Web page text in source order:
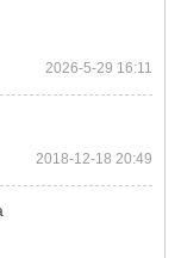
2026-5-29 16:11
2018-12-18 20:49